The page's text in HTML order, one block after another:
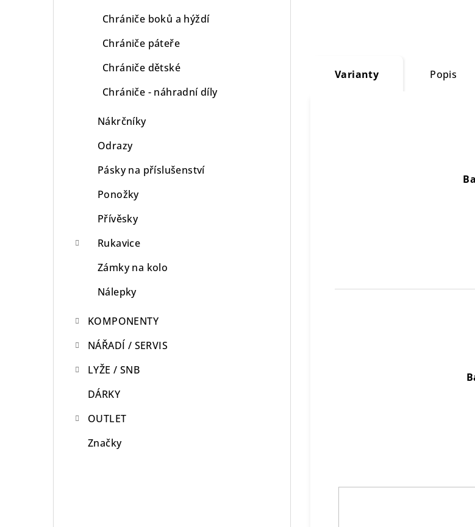
Chrániče boků a hýždí
Chrániče páteře
Chrániče dětské
Chrániče - náhradní díly
Nákrčníky
Odrazy
Pásky na příslušenství
Ponožky
Přívěsky
Rukavice
Zámky na kolo
Nálepky
KOMPONENTY
NÁŘADÍ / SERVIS
LYŽE / SNB
DÁRKY
OUTLET
Značky
Varianty Popis